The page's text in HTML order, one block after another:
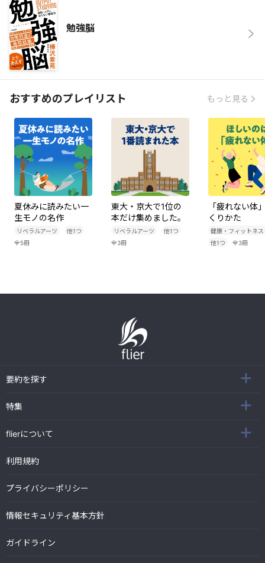
勉強脳
おすすめのプレイリスト もっと見る
夏休みに読みたい一
生モノの名作
リベラルアーツ 他1つ
全5冊
東大・京大で1位の
本だけ集めました。
リベラルアーツ 他1つ
全3冊
「疲れない体
くりかた
健康・フィットネス
他1つ 全3冊
要約を探す
特集
flierについて
利用規約
プライバシーポリシー
情報セキュリティ基本方針
ガイドライン